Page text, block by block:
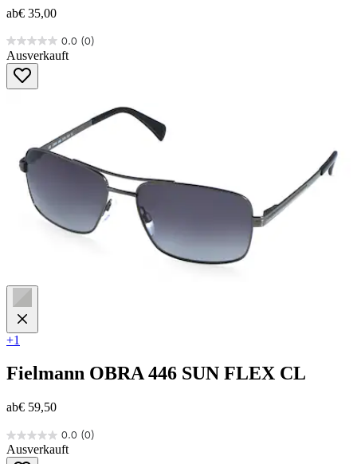
ab€ 35,00
0.0 (0)
0.0
von
Sternen.
Ausverkauft
+1
Fielmann OBRA 446 SUN FLEX CL
ab€ 59,50
0.0 (0)
0.0
von
Ausverkauft